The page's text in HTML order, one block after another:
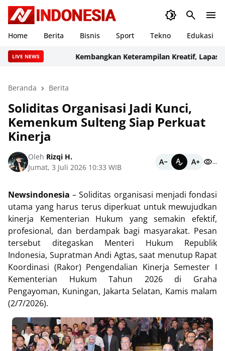
Home Berita Bisnis Sport Tekno Edukasi
LIVE NEWS Kembangkan Keterampilan Kreatif, Lapas
Beranda Berita
Soliditas Organisasi Jadi Kunci,
Kemenkum Sulteng Siap Perkuat
Kinerja
Oleh Rizqi H.
Jumat, 3 Juli 2026 10:33 WIB
...
Newsindonesia – Soliditas organisasi menjadi fondasi
utama yang harus terus diperkuat untuk mewujudkan
kinerja Kementerian Hukum yang semakin efektif,
profesional, dan berdampak bagi masyarakat. Pesan
tersebut ditegaskan Menteri Hukum Republik
Indonesia, Supratman Andi Agtas, saat menutup Rapat
Koordinasi (Rakor) Pengendalian Kinerja Semester I
Kementerian Hukum Tahun 2026 di Graha
Pengayoman, Kuningan, Jakarta Selatan, Kamis malam
(2/7/2026).